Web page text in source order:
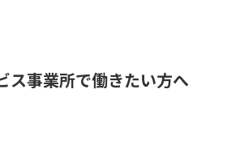
ス事業所で働きたい方へ